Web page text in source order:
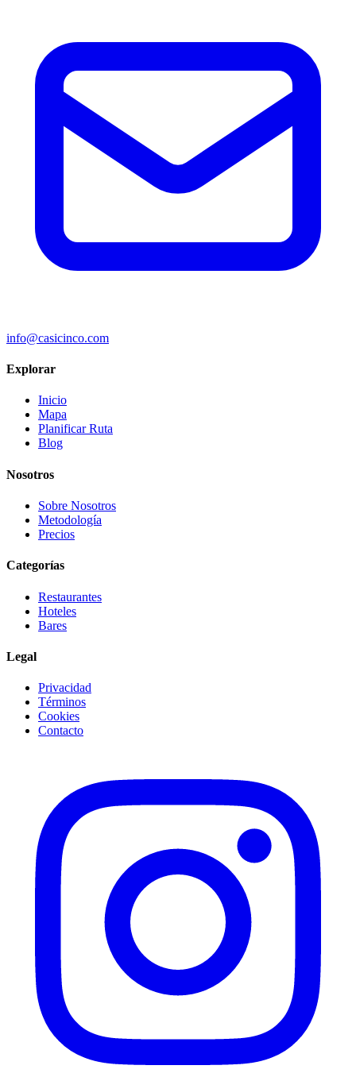
info@casicinco.com
Explorar
Inicio
Mapa
Planificar Ruta
Blog
Nosotros
Sobre Nosotros
Metodología
Precios
Categorías
Restaurantes
Hoteles
Bares
Legal
Privacidad
Términos
Cookies
Contacto